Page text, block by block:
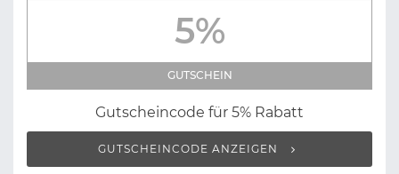
5%
GUTSCHEIN
Gutscheincode für 5% Rabatt
GUTSCHEINCODE ANZEIGEN